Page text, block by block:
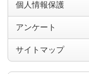
個人情報保護
アンケート
サイトマップ